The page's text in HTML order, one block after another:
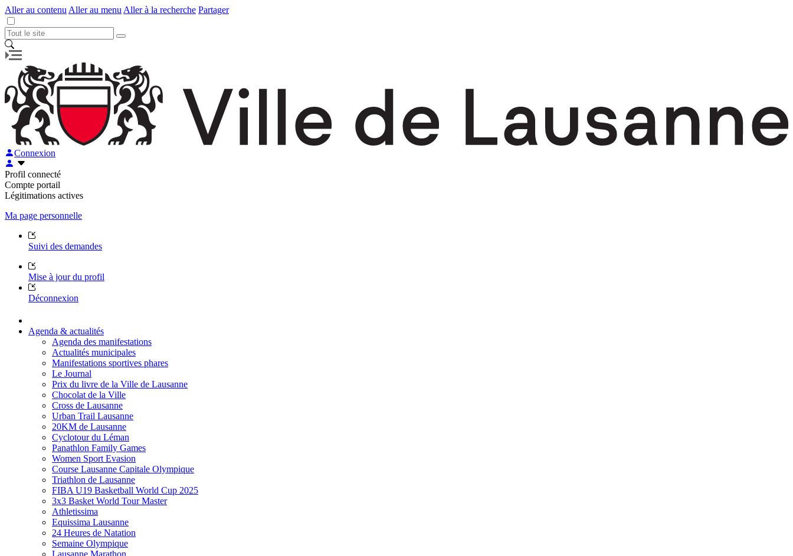
Aller au contenu Aller au menu Aller à la recherche Partager
Connexion
Profil connecté
Compte portail
Légitimations actives
Ma page personnelle
Suivi des demandes
Mise à jour du profil
Déconnexion
Agenda & actualités
Agenda des manifestations
Actualités municipales
Manifestations sportives phares
Le Journal
Prix du livre de la Ville de Lausanne
Chocolat de la Ville
Cross de Lausanne
Urban Trail Lausanne
20KM de Lausanne
Cyclotour du Léman
Panathlon Family Games
Women Sport Evasion
Course Lausanne Capitale Olympique
Triathlon de Lausanne
FIBA U19 Basketball World Cup 2025
3x3 Basket World Tour Master
Athletissima
Equissima Lausanne
24 Heures de Natation
Semaine Olympique
Lausanne Marathon